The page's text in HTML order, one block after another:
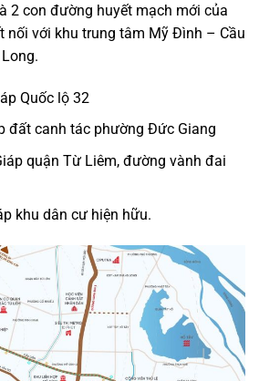
2 con đường huyết mạch mới của
nối với khu trung tâm Mỹ Đình – Cầu
Quốc lộ 32
đất canh tác phường Đức Giang
quận Từ Liêm, đường vành đai
khu dân cư hiện hữu.